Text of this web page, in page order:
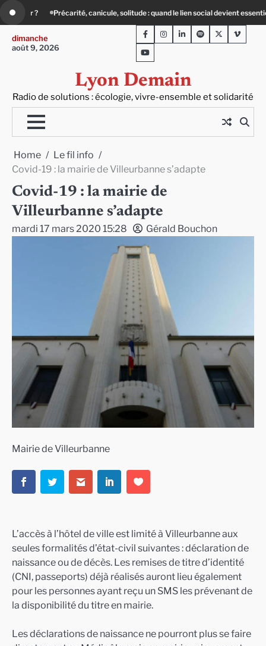
content
le lien social devient essentiel « Ça chauffe » : des acteurs du batiment
dimanche
août 9, 2026
Lyon Demain
Radio de solutions : écologie, vivre-ensemble et solidarité
FacebookInstagram
LinkedInSpotifyTwitterViméo
Youtube
Home
Le fil info
Covid-19 : la mairie de Villeurbanne s’adapte
Covid-19 : la mairie de
Villeurbanne s’adapte
mardi 17 mars 2020 15:28 Gérald Bouchon
Mairie de Villeurbanne
L’accès à l’hôtel de ville est limité à Villeurbanne aux
seules formalités d’état-civil suivantes : déclaration de
naissance ou de décès. Les remises de titre d’identité
(CNI, passeports) déjà réalisés auront lieu également
pour les personnes ayant reçu un SMS les prévenant de
la disponibilité du titre en mairie.
Les déclarations de naissance ne pourront plus se faire